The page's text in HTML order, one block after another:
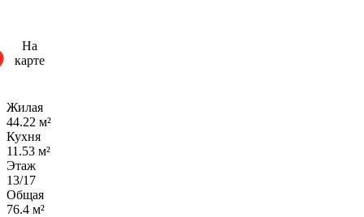
На
карте
Жилая
44.22 м²
Кухня
11.53 м²
Этаж
13/17
Общая
76.4 м²